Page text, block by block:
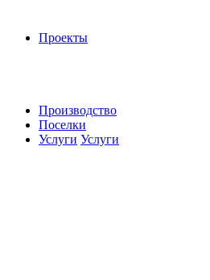
Проекты
Производство
Поселки
Услуги Услуги